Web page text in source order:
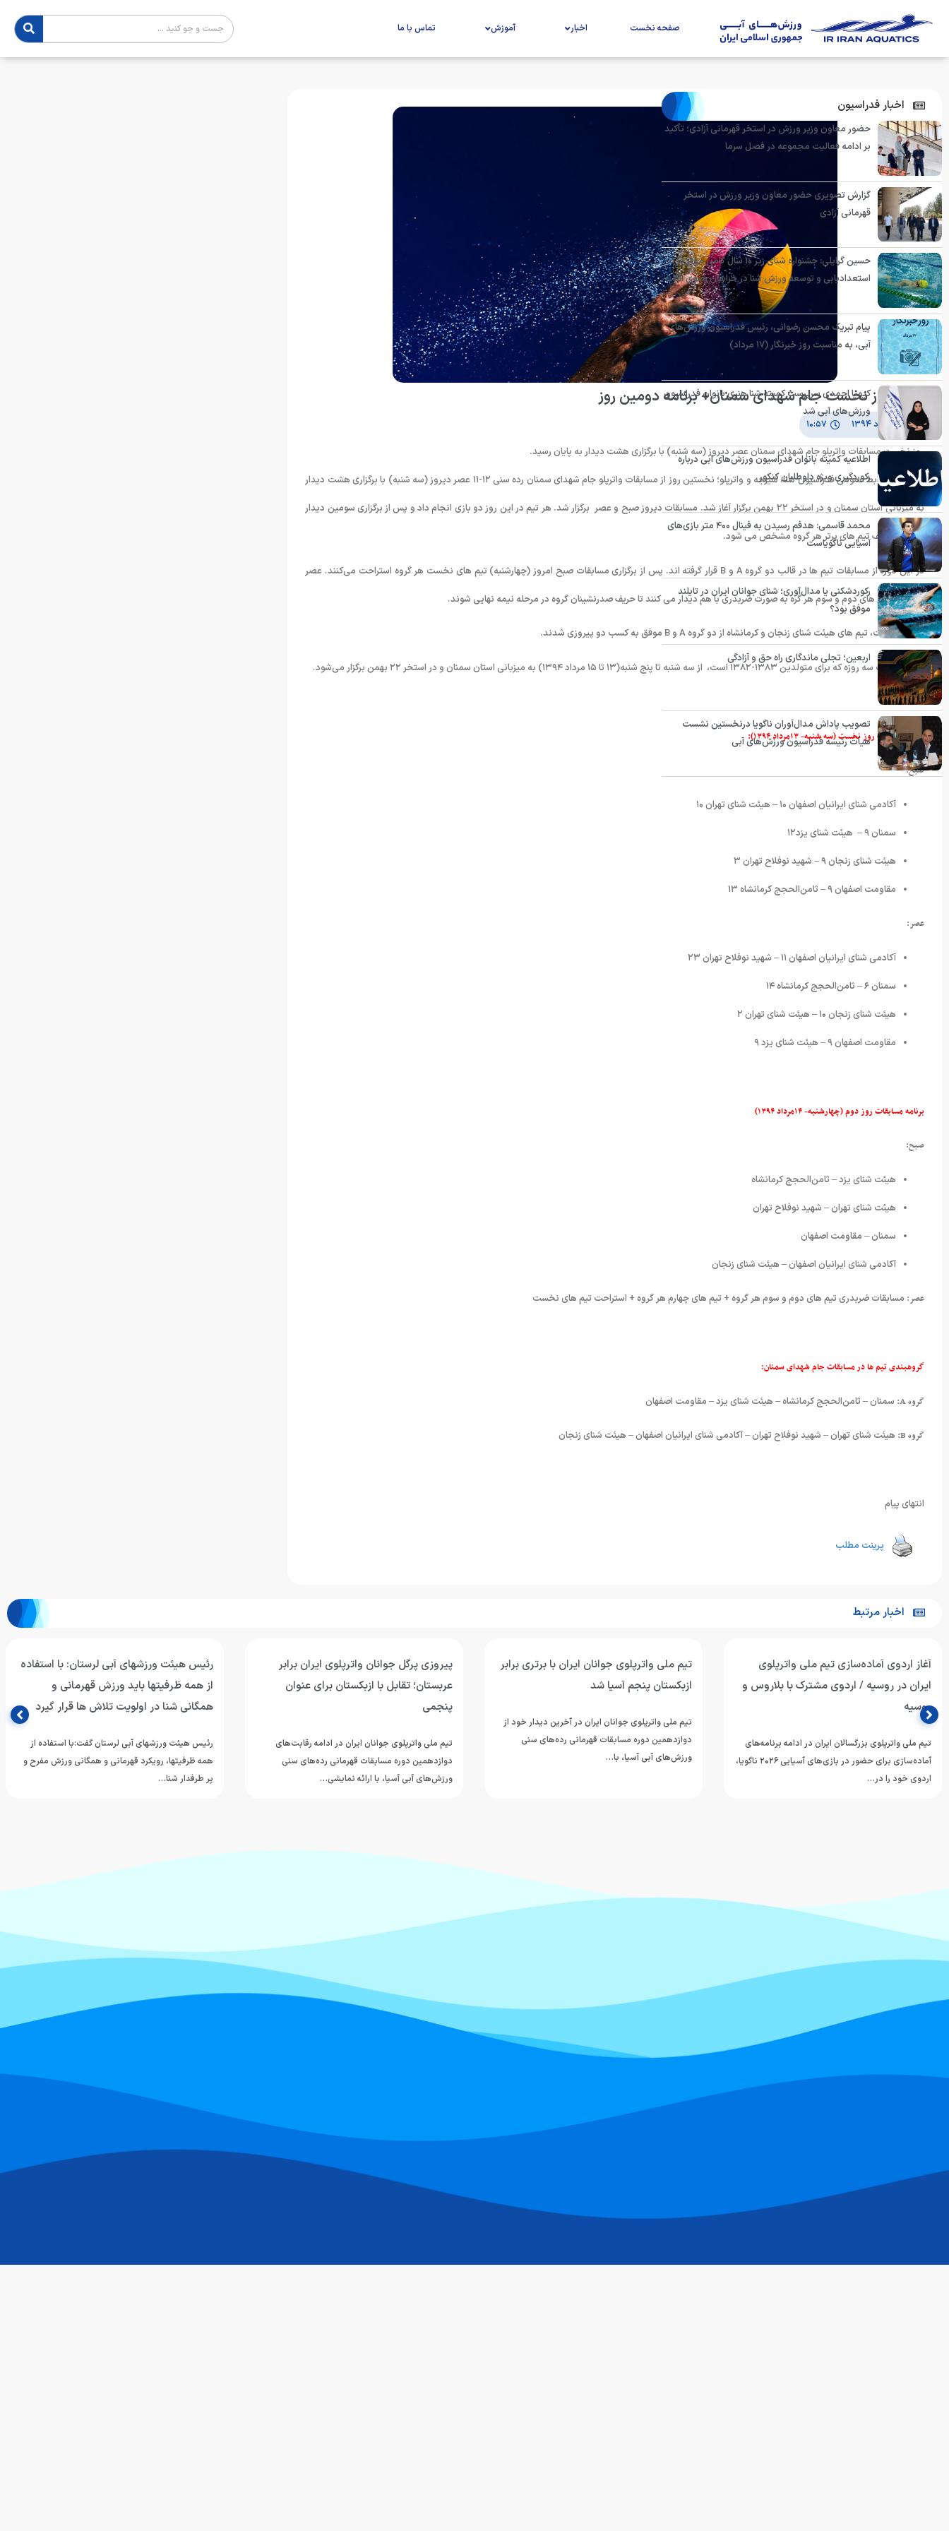
صفحه نخست اخبار آموزش تماس با ما
نتایج روز نخست جام شهدای سمنان+ برنامه دومین روز
۱۴ مرداد ۱۳۹۴ ۱۰:۵۷
روز نخست مسابقات واترپلو جام شهدای سمنان عصر دیروز (سه شنبه) با برگزاری هشت دیدار به پایان رسید.
به گزارش روابط عمومی فدراسیون شنا، شیرجه و واترپلو؛ نخستین روز از مسابقات واترپلو جام شهدای سمنان رده سنی ۱۲-۱۱ عصر دیروز (سه شنبه) با برگزاری هشت دیدار
به میزبانی استان سمنان و در استخر ۲۲ بهمن برگزار آغاز شد. مسابقات دیروز صبح و عصر برگزار شد. هر تیم در این روز دو بازی انجام داد و پس از برگزاری سومین دیدار
(امروز) تکلیف تیم های برتر هر گروه مشخص می شود.
در این دوره از مسابقات تیم ها در قالب دو گروه A و B قرار گرفته اند. پس از برگزاری مسابقات صبح امروز (چهارشنبه) تیم های نخست هر گروه استراحت می‌کنند. عصر
امروز نیز تیم های دوم و سوم هر گره به صورت ضربدری با هم دیدار می کنند تا حریف صدرنشینان گروه در مرحله نیمه نهایی شوند.
در روز نخست، تیم های هیئت شنای زنجان و کرمانشاه از دو گروه A و B موفق به کسب دو پیروزی شدند.
این مسابقات سه روزه که برای متولدین ۱۳۸۳-۱۳۸۲ است، از سه شنبه تا پنج شنبه(۱۳ تا ۱۵ مرداد ۱۳۹۴) به میزبانی استان سمنان و در استخر ۲۲ بهمن برگزار می‌شود.
نتایج مسابقات روز نخست (سه شنبه- ۱۳مرداد ۱۳۹۴):
صبح:
آکادمی شنای ایرانیان اصفهان ۱۰ – هیئت شنای تهران ۱۰
سمنان ۹ – هیئت شنای یزد۱۲
هیئت شنای زنجان ۹ – شهید نوفلاح تهران ۳
مقاومت اصفهان ۹ – ثامن‌الحجج کرمانشاه ۱۳
عصر:
آکادمی شنای ایرانیان اصفهان ۱۱ – شهید نوفلاح تهران ۲۳
سمنان ۶ – ثامن‌الحجج کرمانشاه ۱۴
هیئت شنای زنجان ۱۰ – هیئت شنای تهران ۲
مقاومت اصفهان ۹ – هیئت شنای یزد ۹
برنامه مسابقات روز دوم (چهارشنبه- ۱۴مرداد ۱۳۹۴)
صبح:
هیئت شنای یزد – ثامن‌الحجج کرمانشاه
هیئت شنای تهران – شهید نوفلاح تهران
سمنان – مقاومت اصفهان
آکادمی شنای ایرانیان اصفهان – هیئت شنای زنجان
عصر: مسابقات ضربدری تیم های دوم و سوم هر گروه + تیم های چهارم هر گروه + استراحت تیم های نخست
گروهبندی تیم ها در مسابقات جام شهدای سمنان:
گروه A: سمنان – ثامن‌الحجج کرمانشاه – هیئت شنای یزد – مقاومت اصفهان
گروه B: هیئت شنای تهران – شهید نوفلاح تهران – آکادمی شنای ایرانیان اصفهان – هیئت شنای زنجان
انتهای پیام
پرینت مطلب
اخبار فدراسیون
حضور معاون وزیر ورزش در استخر قهرمانی آزادی؛ تأکید
بر ادامه فعالیت مجموعه در فصل سرما
گزارش تصویری حضور معاون وزیر ورزش در استخر
قهرمانی آزادی
حسین گرایلی: جشنواره شنای زیر ۱۰ سال گامی مؤثر در
استعدادیابی و توسعه ورزش شنا در خراسان رضوی است
پیام تبریک محسن رضوانی، رئیس فدراسیون ورزش‌های
آبی، به مناسبت روز خبرنگار (۱۷ مرداد)
کیمیا احمدی سرپرست کمیته شنا هنری بانوان فدراسیون
ورزش‌های آبی شد
اطلاعیه کمیته بانوان فدراسیون ورزش‌های آبی درباره
رکوردگیری ویژه داوطلبان کنکور
محمد قاسمی: هدفم رسیدن به فینال ۴۰۰ متر بازی‌های
آسیایی ناگویاست
رکوردشکنی یا مدال‌آوری؛ شنای جوانان ایران در تایلند
موفق بود؟
اربعین؛ تجلی ماندگاری راه حق و آزادگی
تصویب پاداش مدال‌آوران ناگویا درنخستین نشست
هیأت رئیسه فدراسیون ورزش‌های آبی
اخبار مرتبط
آغاز اردوی آماده‌سازی تیم ملی واترپلوی
ایران در روسیه / اردوی مشترک با بلاروس و
روسیه
تیم ملی واترپلوی بزرگسالان ایران در ادامه برنامه‌های
آماده‌سازی برای حضور در بازی‌های آسیایی ۲۰۲۶ ناگویا،
اردوی خود را در…
تیم ملی واترپلوی جوانان ایران با برتری برابر
ازبکستان پنجم آسیا شد
تیم ملی واترپلوی جوانان ایران در آخرین دیدار خود از
دوازدهمین دوره مسابقات قهرمانی رده‌های سنی
ورزش‌های آبی آسیا، با…
پیروزی پرگل جوانان واترپلوی ایران برابر
عربستان؛ تقابل با ازبکستان برای عنوان
پنجمی
تیم ملی واترپلوی جوانان ایران در ادامه رقابت‌های
دوازدهمین دوره مسابقات قهرمانی رده‌های سنی
ورزش‌های آبی آسیا، با ارائه نمایشی…
رئیس هیئت ورزشهای آبی لرستان: با استفاده
از همه ظرفیتها باید ورزش قهرمانی و
همگانی شنا در اولویت تلاش ها قرار گیرد
رئیس هیئت ورزشهای آبی لرستان گفت:با استفاده از
همه ظرفیتها، رویکرد قهرمانی و همگانی ورزش مفرح و
پر طرفدار شنا…